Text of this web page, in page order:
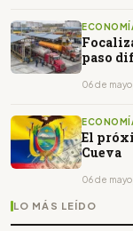
paso
06 de
El
Cueva
06 de
LO MÁS LEÍDO